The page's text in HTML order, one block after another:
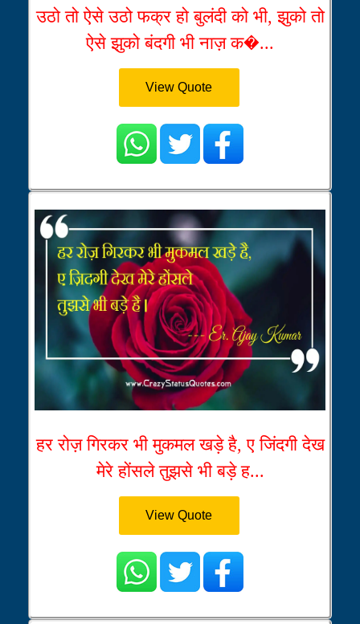
उठो तो ऐसे उठो फक्र हो बुलंदी को भी, झुको तो
ऐसे झुको बंदगी भी नाज़ क�...
View Quote
हर रोज़ गिरकर भी मुकमल खड़े है, ए जिंदगी देख
मेरे होंसले तुझसे भी बड़े ह...
View Quote